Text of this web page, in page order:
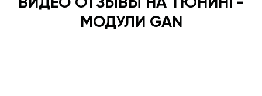
ВИДЕО ОТЗЫВЫ НА ТЮНИНГ-
МОДУЛИ GAN